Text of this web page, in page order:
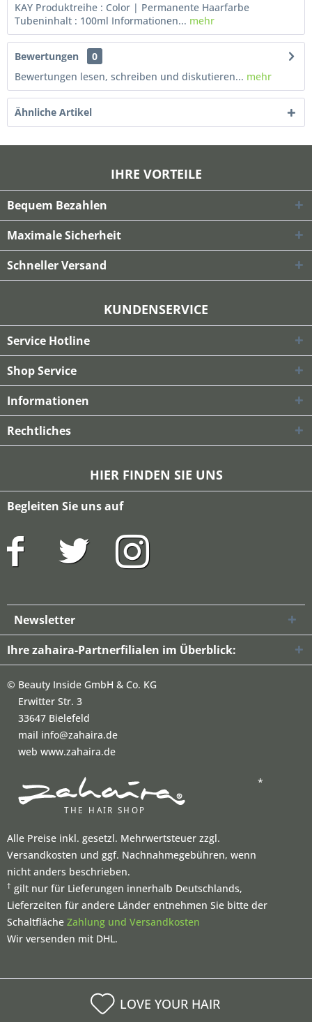
KAY Produktreihe : Color | Permanente Haarfarbe
Tubeninhalt : 100ml Informationen... mehr
Bewertungen
0
Bewertungen lesen, schreiben und diskutieren... mehr
Ähnliche Artikel
IHRE VORTEILE
Bequem Bezahlen
Maximale Sicherheit
Schneller Versand
KUNDENSERVICE
Service Hotline
Shop Service
Informationen
Rechtliches
HIER FINDEN SIE UNS
Begleiten Sie uns auf
Newsletter
Ihre zahaira-Partnerfilialen im Überblick:
© Beauty Inside GmbH & Co. KG
Erwitter Str. 3
33647 Bielefeld
mail info@zahaira.de
web www.zahaira.de
*
Alle Preise inkl. gesetzl. Mehrwertsteuer zzgl.
Versandkosten und ggf. Nachnahmegebühren, wenn
nicht anders beschrieben.
† gilt nur für Lieferungen innerhalb Deutschlands,
Lieferzeiten für andere Länder entnehmen Sie bitte der
Schaltfläche Zahlung und Versandkosten
Wir versenden mit DHL.
LOVE YOUR HAIR